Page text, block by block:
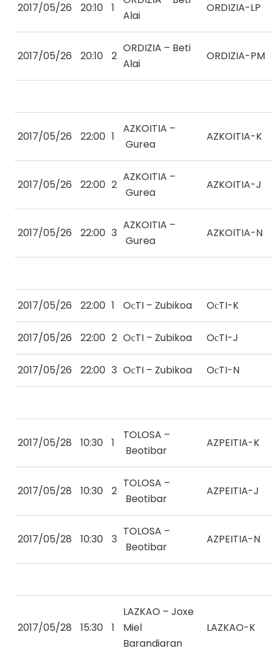
2017/05/26 20:10 1
Alai
ORDIZIA-LP
2017/05/26 20:10 2
ORDIZIA – Beti
Alai
ORDIZIA-PM
2017/05/26 22:00 1
AZKOITIA –
Gurea
AZKOITIA-K
2017/05/26 22:00 2
AZKOITIA –
Gurea
AZKOITIA-J
2017/05/26 22:00 3
AZKOITIA –
Gurea
AZKOITIA-N
2017/05/26 22:00 1 OсTI – Zubikoa OсTI-K
2017/05/26 22:00 2 OсTI – Zubikoa OсTI-J
2017/05/26 22:00 3 OсTI – Zubikoa OсTI-N
2017/05/28 10:30 1
TOLOSA –
Beotibar
AZPEITIA-K
2017/05/28 10:30 2
TOLOSA –
Beotibar
AZPEITIA-J
2017/05/28 10:30 3
TOLOSA –
Beotibar
AZPEITIA-N
2017/05/28 15:30 1
LAZKAO – Joxe
Miel
Barandiaran
LAZKAO-K